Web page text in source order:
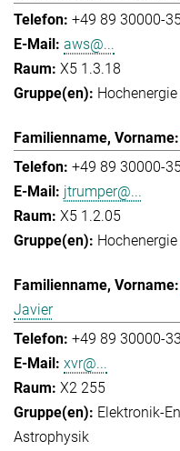
+49 89 30000-
aws@...
X5 1.3.18
+49 89 30000-
jtrumper@...
X5 1.2.05
Javier
+49 89 30000-
xvr@...
X2 255
Elektronik-
Astrophysik